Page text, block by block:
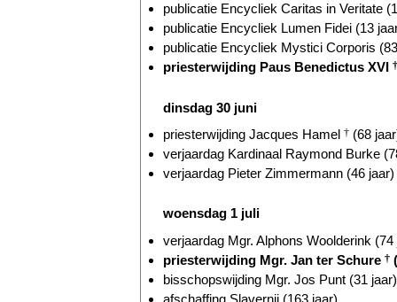
publicatie Encycliek Caritas in Veritate
publicatie Encycliek Lumen Fidei (13
publicatie Encycliek Mystici Corporis
priesterwijding Paus Benedictus XVI †
dinsdag 30 juni
priesterwijding Jacques Hamel † (68
verjaardag Kardinaal Raymond Burke
verjaardag Pieter Zimmermann (46 jaar)
woensdag 1 juli
verjaardag Mgr. Alphons Woolderink (74
priesterwijding Mgr. Jan ter Schure †
bisschopswijding Mgr. Jos Punt (31 jaar)
afschaffing Slavernij (163 jaar)